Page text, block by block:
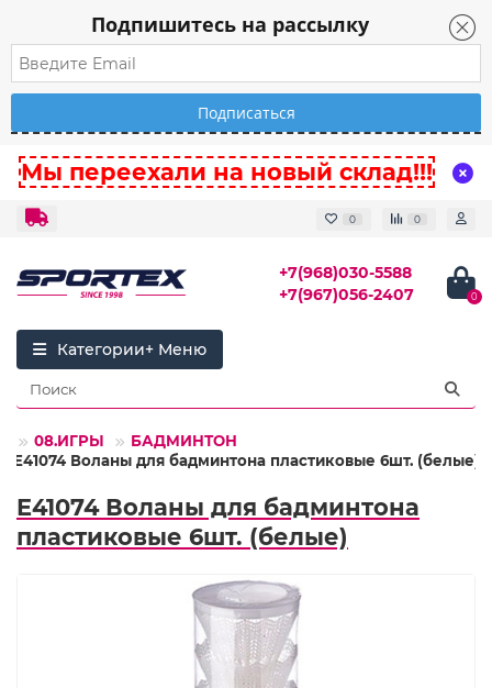
Подпишитесь на рассылку
Мы переехали на новый склад!!!
0 0
+7(968)030-5588
+7(967)056-2407
0
Категории
08.ИГРЫ
БАДМИНТОН
E41074 Воланы для бадминтона пластиковые 6шт. (белые)
E41074 Воланы для бадминтона
пластиковые 6шт. (белые)